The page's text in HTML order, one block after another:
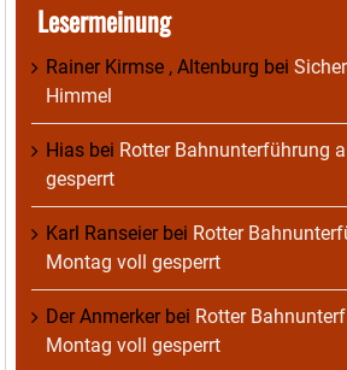
Lesermeinung
Rainer Kirmse , Altenburg bei
Himmel
Hias bei Rotter Bahnunterführung
gesperrt
Karl Ranseierbei Rotter
Montag voll gesperrt
Der Anmerkerbei Rotter
Montag voll gesperrt